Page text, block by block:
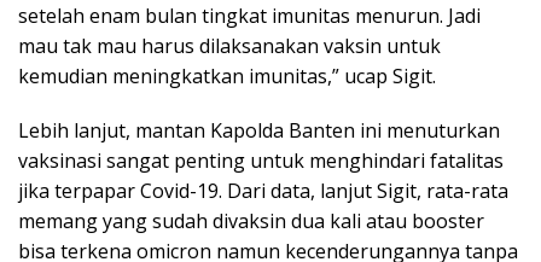
setelah enam bulan tingkat imunitas menurun. Jadi
mau tak mau harus dilaksanakan vaksin untuk
kemudian meningkatkan imunitas,” ucap Sigit.
Lebih lanjut, mantan Kapolda Banten ini menuturkan
vaksinasi sangat penting untuk menghindari fatalitas
jika terpapar Covid-19. Dari data, lanjut Sigit, rata-rata
memang yang sudah divaksin dua kali atau booster
bisa terkena omicron namun kecenderungannya tanpa